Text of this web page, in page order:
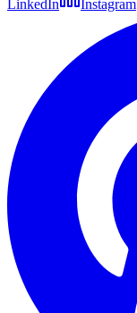
LinkedIn Instagram